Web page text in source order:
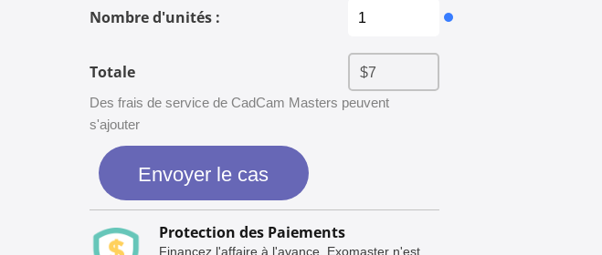
Nombre d'unités :
Totale
Des frais de service de CadCam Masters peuvent
s'ajouter
Envoyer le cas
Protection des Paiements
Financez l'affaire à l'avance. Exomaster n'est